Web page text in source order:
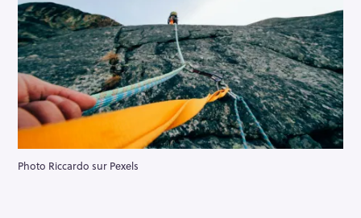
Photo Riccardo sur Pexels